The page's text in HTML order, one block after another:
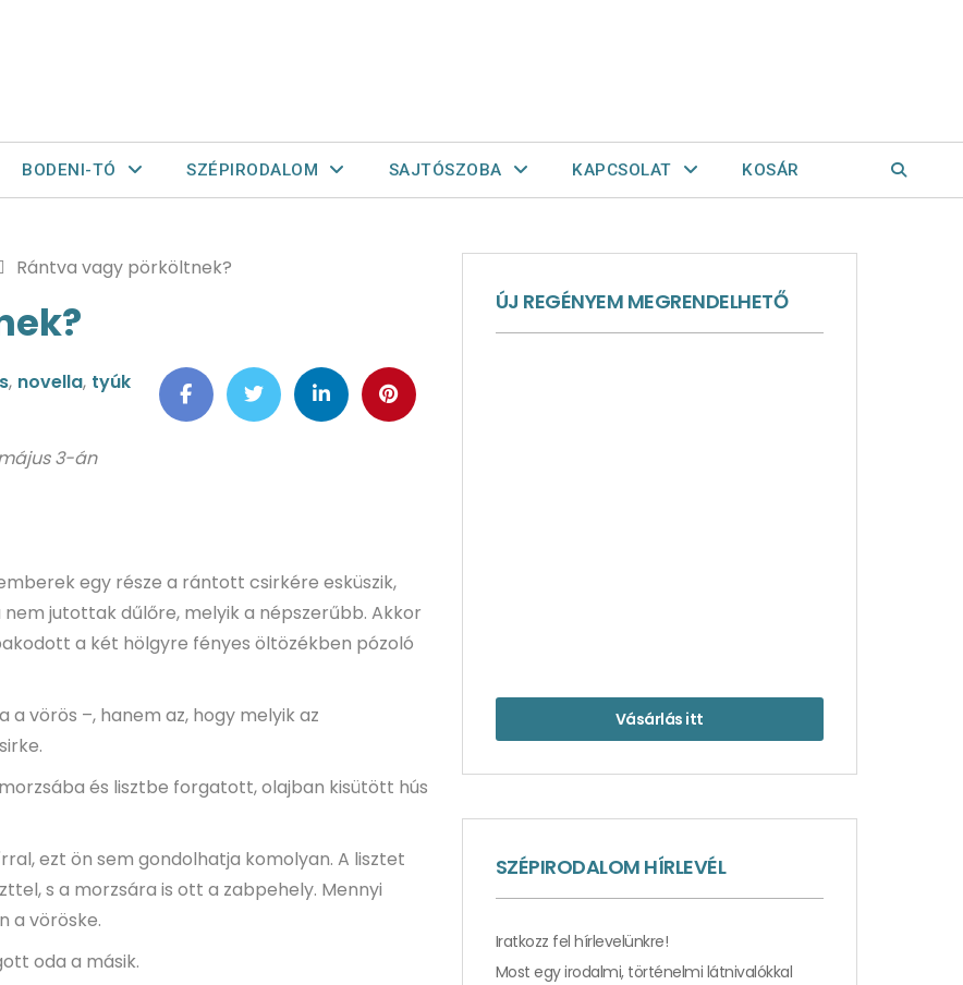
BODENI-TÓ SZÉPIRODALOM SAJTÓSZOBA KAPCSOLAT KOSÁR
Rántva vagy pörköltnek?
, novella, tyúk
3-án
egy része a rántott csirkére esküszik,
jutottak dűlőre, melyik a népszerűbb. Akkor
a két hölgyre fényes öltözékben pózoló
vörös –, hanem az, hogy melyik az
és lisztbe forgatott, olajban kisütött hús
ezt ön sem gondolhatja komolyan. A lisztet
s a morzsára is ott a zabpehely. Mennyi
a vöröske.
oda a másik.
ÚJ REGÉNYEM MEGRENDELHETŐ
Vásárlás itt
SZÉPIRODALOM HÍRLEVÉL
Iratkozz fel hírlevelünkre!
Most egy irodalmi, történelmi látnivalókkal